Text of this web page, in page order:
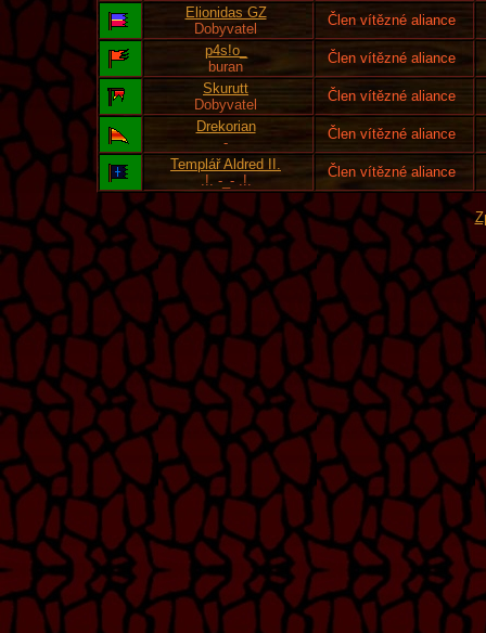
Elionidas GZ
Dobyvatel
Člen vítězné aliance
p4s!o_
buran
Člen vítězné aliance
Skurutt
Dobyvatel
Člen vítězné aliance
Drekorian
-
Člen vítězné aliance
Templář Aldred II.
.!. -_- .!.
Člen vítězné aliance